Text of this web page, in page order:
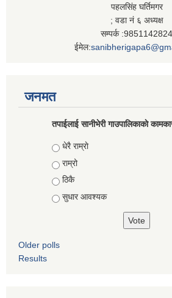
पहलसिंह घर्तिमगर
; वडा नं ६ अध्यक्ष
सम्पर्क :9851142824
ईमेल:
जनमत
तपाईलाई सानीभेरी गाउपालिकाकाे
Choices
धेरै राम्राे
राम्रो
ठिकै
सुधार आवश्यक
Older polls
Results